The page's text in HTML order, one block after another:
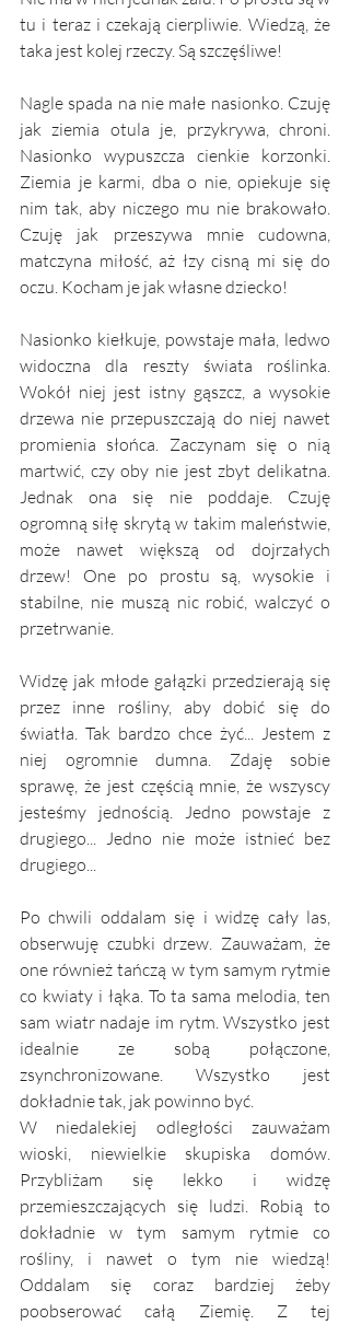
tu i teraz i czekają cierpliwie. Wiedzą, że
taka jest kolej rzeczy. Są szczęśliwe!
Nagle spada na nie małe nasionko. Czuję
jak ziemia otula je, przykrywa, chroni.
Nasionko wypuszcza cienkie korzonki.
Ziemia je karmi, dba o nie, opiekuje się
nim tak, aby niczego mu nie brakowało.
Czuję jak przeszywa mnie cudowna,
matczyna miłość, aż łzy cisną mi się do
oczu. Kocham je jak własne dziecko!
Nasionko kiełkuje, powstaje mała, ledwo
widoczna dla reszty świata roślinka.
Wokół niej jest istny gąszcz, a wysokie
drzewa nie przepuszczają do niej nawet
promienia słońca. Zaczynam się o nią
martwić, czy oby nie jest zbyt delikatna.
Jednak ona się nie poddaje. Czuję
ogromną siłę skrytą w takim maleństwie,
może nawet większą od dojrzałych
drzew! One po prostu są, wysokie i
stabilne, nie muszą nic robić, walczyć o
przetrwanie.
Widzę jak młode gałązki przedzierają się
przez inne rośliny, aby dobić się do
światła. Tak bardzo chce żyć... Jestem z
niej ogromnie dumna. Zdaję sobie
sprawę, że jest częścią mnie, że wszyscy
jesteśmy jednością. Jedno powstaje z
drugiego... Jedno nie może istnieć bez
drugiego...
Po chwili oddalam się i widzę cały las,
obserwuję czubki drzew. Zauważam, że
one również tańczą w tym samym rytmie
co kwiaty i łąka. To ta sama melodia, ten
sam wiatr nadaje im rytm. Wszystko jest
idealnie ze sobą połączone,
zsynchronizowane. Wszystko jest
dokładnie tak, jak powinno być.
W niedalekiej odległości zauważam
wioski, niewielkie skupiska domów.
Przybliżam się lekko i widzę
przemieszczających się ludzi. Robią to
dokładnie w tym samym rytmie co
rośliny, i nawet o tym nie wiedzą!
Oddalam się coraz bardziej żeby
poobserować całą Ziemię. Z tej